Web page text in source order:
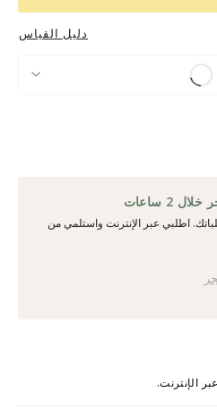
دليل القياس
2 ساعات
اطلبي عبر الإنترنت واستلمي من